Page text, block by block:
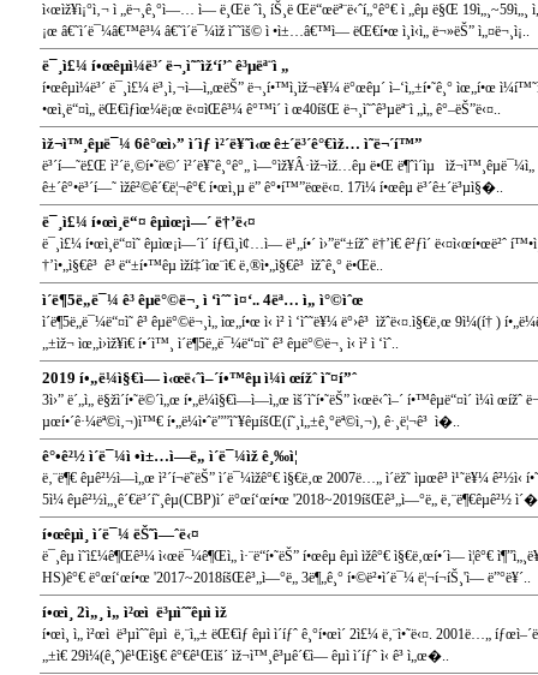
ì‹œìž¥ì¡°ì‚¬ ì „ë¬¸ê¸°ì—… ì— ë¸Œë ˆì¸ íŠ¸ë Œë“œëª¨ë‹ˆí„°ê°€ ì „êµ­ ë§Œ 19ì„¸~59ì„¸
¡œ â€˜ì´ë¯¼â€™ê³¼ â€˜ì´ë¯¼ìž ìˆ˜ìš© ì •ì±…â€™ì— ëŒ€í•œ ì¸ì‹ì„ ë¬»ëŠ” ì„¤ë¬¸ì¡..
ë¯¸ì£¼ í•œêµ­ì¼ë³´ ë¬¸ì˜ˆìž‘í’ˆ ê³µëª¨ì „
í•œêµ­ì¼ë³´ ë¯¸ì£¼ ë³¸ì‚¬ì—ì„œëŠ” ë¬¸í•™ì¸ìž¬ë¥¼ ë°œêµ´ ì–‘ì„±í•˜ê¸° ìœ„í•œ
•œì¸ë“¤ì„ ëŒ€ìƒìœ¼ë¡œ ë‹¤ìŒê³¼ ê°™ì´ ì œ40íšŒ ë¬¸ì˜ˆê³µëª¨ì „ì„ ê°–ëŠ”ë‹¤..
ìž¬ì™¸êµ­ë¯¼ 6ê°œì›” ì´ìƒ ì²´ë¥˜ì‹œ ê±´ë³´ê°€ìž… ì˜ë¬´í™”
ë³´í—˜ë£Œ ì²´ë‚©í•˜ë©´ ì²´ë¥˜ê¸°ê°„ ì—°ìž¥Â·ìž¬ìž…êµ­ ë•Œ ë¶ˆì´ìµ
ê±´ê°•ë³´í—˜ ìžê²©ê´€ë¦¬ê°€ í•œì¸µ ë” ê°•í™”ëœë‹¤. 17ì¼ í•œêµ­ ë³´ê±´ë³µì§�..
ë¯¸ì£¼ í•œì¸ë“¤ êµìœ¡ì—´ ë†’ë‹¤
ë¯¸ì£¼ í•œì¸ë“¤ì˜ êµìœ¡ì—´ì´ íƒ€ì¸ì¢…ì— ë¹„í•´ ì›”ë“±ížˆ ë†’ì€ ê²ƒì´ ë‹¤ì‹œí•œë²ˆ
†’ì•„ì§€ê³ ê³ ë“±í•™êµ ìží‡´ìœ¨ì€ ë‚®ì•„ì§€ê³ ìžˆê¸° ë•Œë..
ì´ë¶5ë„ë¯¼ ê³ êµ­ë°©ë¬¸ ì ‘ìˆ˜ ì¤‘.. 4ëª… ì„ ì°©ìˆœ
ì´ë¶5ë„ë¯¼ë“¤ì˜ ê³ êµ­ë°©ë¬¸ì„ ìœ„í•œ ì‹ ì²­ ì ‘ìˆ˜ë¥¼ ë°›ê³ ìžˆë‹¤.ì§€ë‚œ 9ì¼(í† )
„±ìž¬ ìœ„ì›ìž¥ì€ í•´ì™¸ ì´ë¶5ë„ë¯¼ë“¤ì˜ ê³ êµ­ë°©ë¬¸ ì‹ ì²­ ì ‘ìˆ..
2019 í•„ë¼ì§€ì—­ ì‹œë‹ˆì–´í•™êµ ì¼ì œížˆ ì˜¤í”ˆ
3ì›” ë´„ì„ ë§žì´í•˜ë©´ì„œ í•„ë¼ì§€ì—­ì—ì„œ ìš´ì˜í•˜ëŠ” ì‹œë‹ˆì–´ í•™êµë“¤ì´ ì¼ì
µœí•´ê·¼ëª©ì‚¬)ì™€ í•„ë¼ì•ˆë””ì˜¥êµíšŒ(í˜¸ì„±ê¸°ëª©ì‚¬), ê·¸ë¦¬ê³ ì�..
ê°•ê²½ ì´ë¯¼ì •ì±…ì—ë„ ì´ë¯¼ìž ê¸‰ì¦
ë‚¨ë¶€ êµ­ê²½ì—ì„œ ì²´í¬ë˜ëŠ” ì´ë¯¼ìžê°€ ì§€ë‚œ 2007ë…„ ì´ëž˜ ìµœê³ ì¹˜ë¥¼ ê²½ì‹
5ì¼ êµ­ê²½ì„¸ê´€ë³´í˜¸êµ­(CBP)ì´ ë°œí‘œí•œ '2018~2019íšŒê³„ì—°ë„ ë‚¨ë¶€êµ­ê²½
í•œêµ­ì¸ ì´ë¯¼ ëŠ˜ì—ˆë‹¤
ë¯¸êµ­ ì˜ì£¼ê¶Œê³¼ ì‹œë¯¼ê¶Œì„ ì·¨ë“í•˜ëŠ” í•œêµ­ êµ­ì ìžê°€ ì§€ë‚œí•´ì— ì¦ê°€
HS)ê°€ ë°œí‘œí•œ '2017~2018íšŒê³„ì—°ë„ 3ë¶„ê¸° í•©ë²•ì´ë¯¼ ë¦¬í¬íŠ¸'ì— ë”°ë¥´..
í•œì¸ 2ì„¸ ì„ ì²œì  ë³µìˆ˜êµ­ì ìž
í•œì¸ ì„ ì²œì  ë³µìˆ˜êµ­ì  ë‚¨ì„± ëŒ€ìƒ êµ­ì ì´íƒˆ ê¸°í•œì´ 2ì£¼ ë‚¨ì•˜ë‹¤. 2001ë…„
„±ì€ 29ì¼(ê¸ˆ)ê¹Œì§€ ê°€ê¹Œìš´ ìž¬ì™¸ê³µê´€ì— êµ­ì ì´íƒˆ ì‹ ê³ ì„œ�..